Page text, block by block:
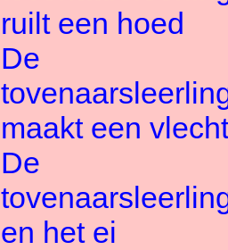
ruilt een hoed
De
maakt een vlecht
De
en het ei